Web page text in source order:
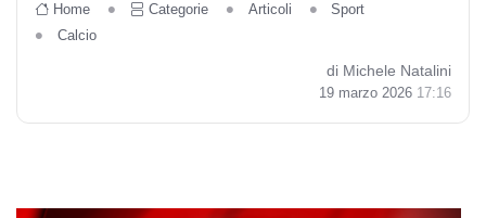
Home Categorie Articoli
Sport
Calcio
di Michele Natalini
19 marzo 2026 17:16